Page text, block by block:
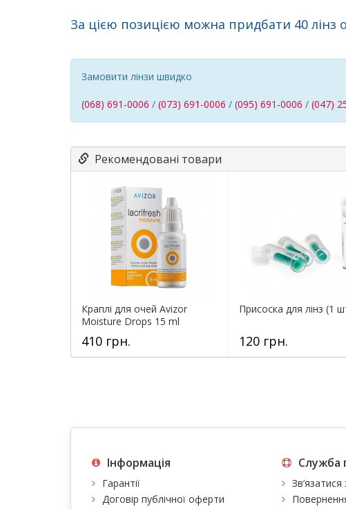
За цією позицією можна придбати 40 лінз
Замовити лінзи швидко
(068) 691-0006 / (073) 691-0006 / (095) 691-0006 / (047)
Рекомендовані товари
Краплі для очей Avizor
Moisture Drops 15 ml
410 грн.
Присоска для лінз (1
120 грн.
Інформація
Гарантії
Договір публічної оферти
Служба